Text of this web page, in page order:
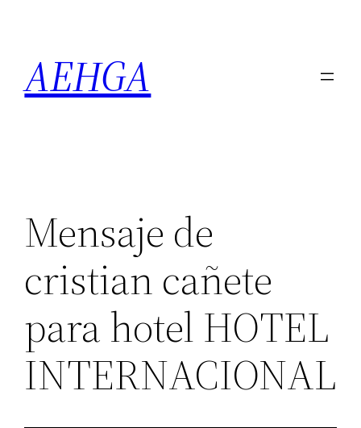
contenido
AEHGA
Mensaje de
cristian cañete
para hotel HOTEL
INTERNACIONAL